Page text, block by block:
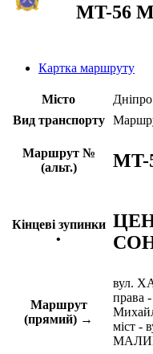
MT-56
Картка маршруту
Місто
Дніпро
Вид транспорту
Маршрут №
(альт.)
MT-
Кінцеві зупинки
•
Маршрут
(прямий) →
вул.
права
міст